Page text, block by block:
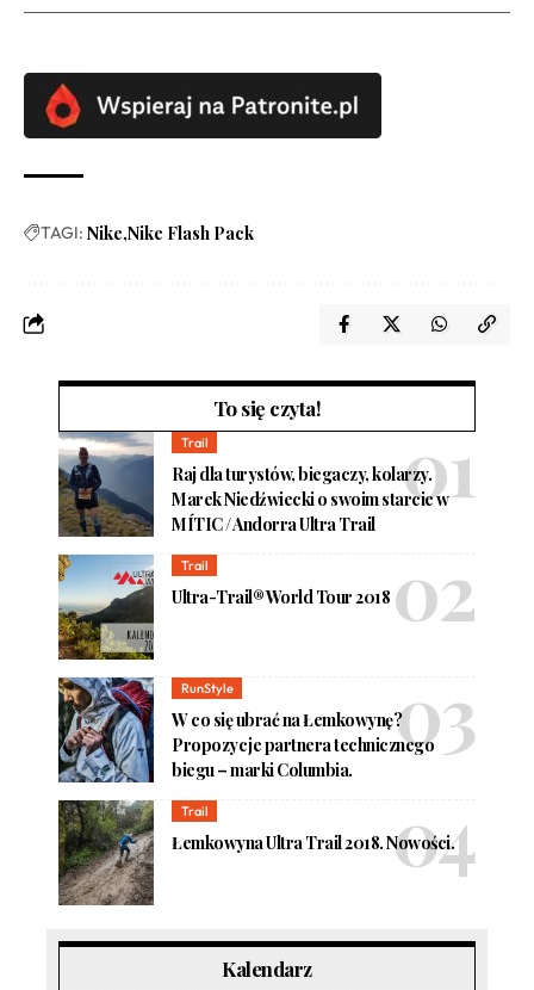
TAGI: Nike Nike Flash Pack
To się czyta!
Trail
Raj dla turystów, biegaczy, kolarzy.
Marek Niedźwiecki o swoim starcie w
MÍTIC / Andorra Ultra Trail
Trail
Ultra-Trail® World Tour 2018
RunStyle
W co się ubrać na Łemkowynę?
Propozycje partnera technicznego
biegu – marki Columbia.
Trail
Łemkowyna Ultra Trail 2018. Nowości.
Kalendarz